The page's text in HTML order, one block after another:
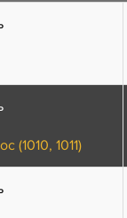
(1010, 1011)